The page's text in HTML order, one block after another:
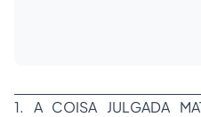
1. A COISA JULGADA